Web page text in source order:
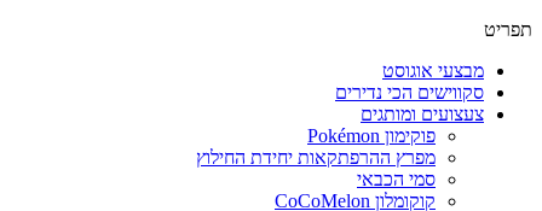
מבצעי אוגוסט
סקווישים הכי נדירים
צעצועים ומותגים
פוקימון Pokémon
מפרץ ההרפתקאות יחידת החילוץ
סמי הכבאי
קוקומלון CoCoMelon